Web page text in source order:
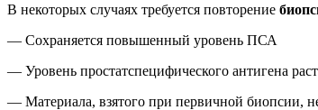
В некоторых случаях требуется повторение
— Сохраняется повышенный уровень ПСА
— Уровень простатспецифического антигена
— Материала, взятого при первичной биопсии,